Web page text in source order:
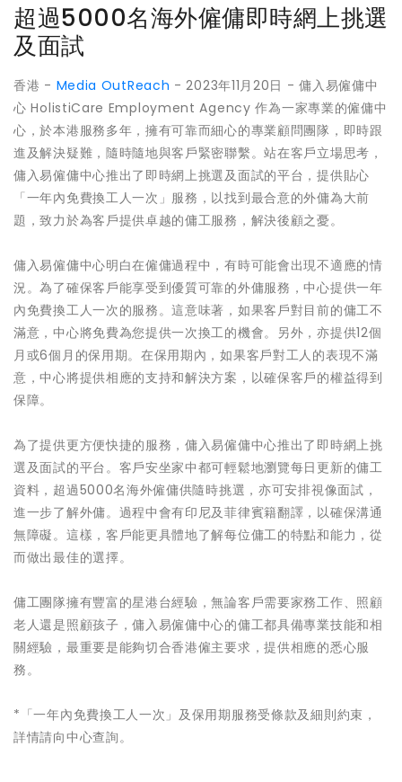
超過5000名海外僱傭即時網上挑選
及面試
香港 - Media OutReach - 2023年11月20日 - 傭入易僱傭中
心 HolistiCare Employment Agency 作為一家專業的僱傭中
心，於本港服務多年，擁有可靠而細心的專業顧問團隊，即時跟
進及解決疑難，隨時隨地與客戶緊密聯繫。站在客戶立場思考，
傭入易僱傭中心推出了即時網上挑選及面試的平台，提供貼心
「一年內免費換工人一次」服務，以找到最合意的外傭為大前
題，致力於為客戶提供卓越的傭工服務，解決後顧之憂。
傭入易僱傭中心明白在僱傭過程中，有時可能會出現不適應的情
況。為了確保客戶能享受到優質可靠的外傭服務，中心提供一年
內免費換工人一次的服務。這意味著，如果客戶對目前的傭工不
滿意，中心將免費為您提供一次換工的機會。另外，亦提供12個
月或6個月的保用期。在保用期內，如果客戶對工人的表現不滿
意，中心將提供相應的支持和解決方案，以確保客戶的權益得到
保障。
為了提供更方便快捷的服務，傭入易僱傭中心推出了即時網上挑
選及面試的平台。客戶安坐家中都可輕鬆地瀏覽每日更新的傭工
資料，超過5000名海外僱傭供隨時挑選，亦可安排視像面試，
進一步了解外傭。過程中會有印尼及菲律賓籍翻譯，以確保溝通
無障礙。這樣，客戶能更具體地了解每位傭工的特點和能力，從
而做出最佳的選擇。
傭工團隊擁有豐富的星港台經驗，無論客戶需要家務工作、照顧
老人還是照顧孩子，傭入易僱傭中心的傭工都具備專業技能和相
關經驗，最重要是能夠切合香港僱主要求，提供相應的悉心服
務。
*「一年內免費換工人一次」及保用期服務受條款及細則約束，
詳情請向中心查詢。